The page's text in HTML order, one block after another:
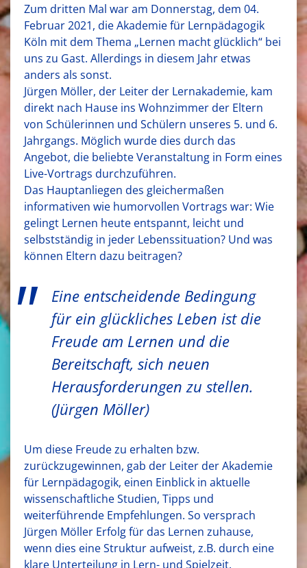
Zum dritten Mal war am Donnerstag, dem 04.
Februar 2021, die Akademie für Lernpädagogik
Köln mit dem Thema „Lernen macht glücklich“ bei
uns zu Gast. Allerdings in diesem Jahr etwas
anders als sonst.
Jürgen Möller, der Leiter der Lernakademie, kam
direkt nach Hause ins Wohnzimmer der Eltern
von Schülerinnen und Schülern unseres 5. und 6.
Jahrgangs. Möglich wurde dies durch das
Angebot, die beliebte Veranstaltung in Form eines
Live-Vortrags durchzuführen.
Das Hauptanliegen des gleichermaßen
informativen wie humorvollen Vortrags war: Wie
gelingt Lernen heute entspannt, leicht und
selbstständig in jeder Lebenssituation? Und was
können Eltern dazu beitragen?
Eine entscheidende Bedingung
für ein glückliches Leben ist die
Freude am Lernen und die
Bereitschaft, sich neuen
Herausforderungen zu stellen.
(Jürgen Möller)
Um diese Freude zu erhalten bzw.
zurückzugewinnen, gab der Leiter der Akademie
für Lernpädagogik, einen Einblick in aktuelle
wissenschaftliche Studien, Tipps und
weiterführende Empfehlungen. So versprach
Jürgen Möller Erfolg für das Lernen zuhause,
wenn dies eine Struktur aufweist, z.B. durch eine
klare Unterteilung in Lern- und Spielzeit.